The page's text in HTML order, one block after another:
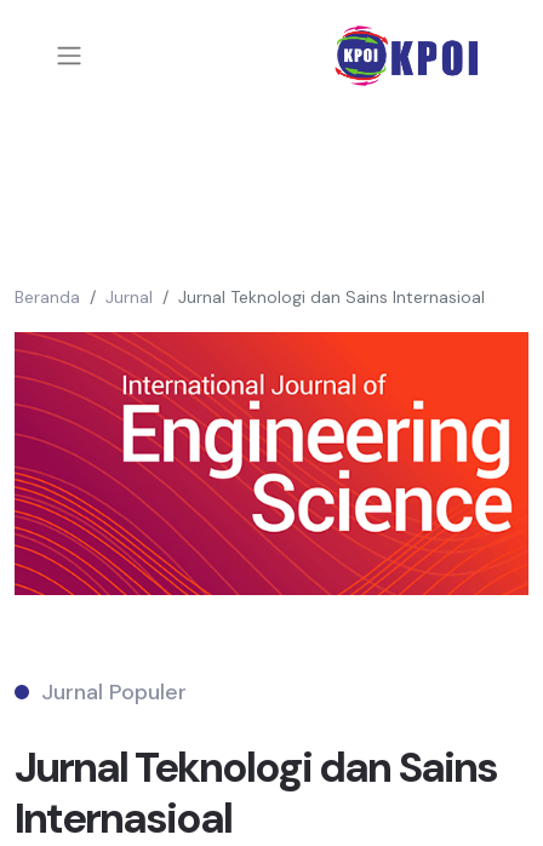
Beranda Jurnal Jurnal Teknologi dan Sains Internasioal
Jurnal Populer
Jurnal Teknologi dan Sains
Internasioal